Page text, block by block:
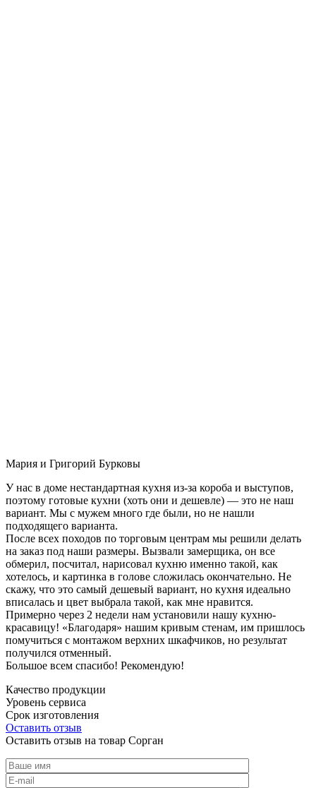
Мария и Григорий Бурковы
У нас в доме нестандартная кухня из-за короба и выступов,
поэтому готовые кухни (хоть они и дешевле) — это не наш
вариант. Мы с мужем много где были, но не нашли
подходящего варианта.
После всех походов по торговым центрам мы решили делать
на заказ под наши размеры. Вызвали замерщика, он все
обмерил, посчитал, нарисовал кухню именно такой, как
хотелось, и картинка в голове сложилась окончательно. Не
скажу, что это самый дешевый вариант, но кухня идеально
вписалась и цвет выбрала такой, как мне нравится.
Примерно через 2 недели нам установили нашу кухню-
красавицу! «Благодаря» нашим кривым стенам, им пришлось
помучиться с монтажом верхних шкафчиков, но результат
получился отменный.
Большое всем спасибо! Рекомендую!
Качество продукции
Уровень сервиса
Срок изготовления
Оставить отзыв
Оставить отзыв на товар Сорган